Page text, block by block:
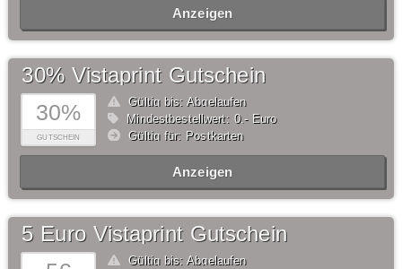
Anzeigen
30%
GUTSCHEIN
30% Vistaprint Gutschein
Gültig bis: Abgelaufen
Mindestbestellwert: 0,- Euro
Gültig für: Postkarten
Anzeigen
5 Euro Vistaprint Gutschein
Gültig bis: Abgelaufen